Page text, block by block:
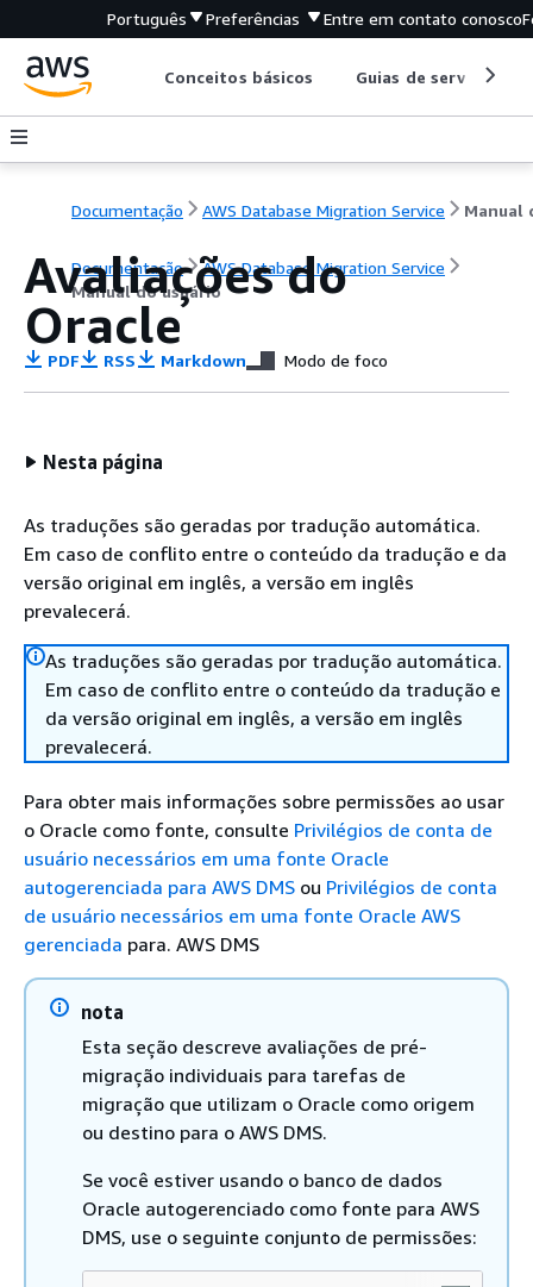
Português Preferências Entre em contato conosco
Conceitos básicos Guias de serviço
Documentação AWS Database Migration Service
Documentação
AWS Database Migration Service
Manual do usuário
Avaliações do
Oracle
PDF RSS Markdown Modo de foco
Nesta página
As traduções são geradas por tradução automática.
Em caso de conflito entre o conteúdo da tradução e da
versão original em inglês, a versão em inglês
prevalecerá.
As traduções são geradas por tradução automática.
Em caso de conflito entre o conteúdo da tradução e
da versão original em inglês, a versão em inglês
prevalecerá.
Para obter mais informações sobre permissões ao usar
o Oracle como fonte, consulte Privilégios de conta de
usuário necessários em uma fonte Oracle
autogerenciada para AWS DMS ou Privilégios de conta
de usuário necessários em uma fonte Oracle AWS
gerenciada para. AWS DMS
nota
Esta seção descreve avaliações de pré-
migração individuais para tarefas de
migração que utilizam o Oracle como origem
ou destino para o AWS DMS.
Se você estiver usando o banco de dados
Oracle autogerenciado como fonte para AWS
DMS, use o seguinte conjunto de permissões: